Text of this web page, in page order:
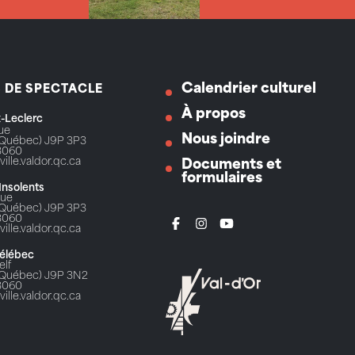
DE SPECTACLE
Leclerc
J9P 3P3
J9P 3P3
J9P 3N2
Calendrier culturel
À propos
Nous joindre
Documents et
formulaires